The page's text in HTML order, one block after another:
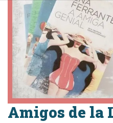
Amigos de la